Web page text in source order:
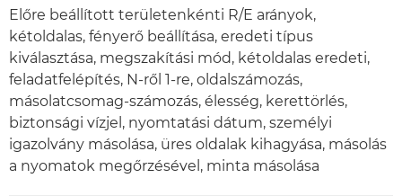
Előre beállított területenkénti R/E arányok,
kétoldalas, fényerő beállítása, eredeti típus
kiválasztása, megszakítási mód, kétoldalas eredeti,
feladatfelépítés, N-ről 1-re, oldalszámozás,
másolatcsomag-számozás, élesség, kerettörlés,
biztonsági vízjel, nyomtatási dátum, személyi
igazolvány másolása, üres oldalak kihagyása, másolás
a nyomatok megőrzésével, minta másolása